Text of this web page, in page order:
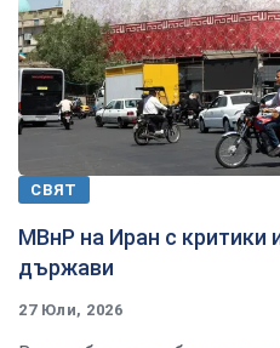
СВЯТ
МВнР на Иран с критики
държави
27 Юли, 2026